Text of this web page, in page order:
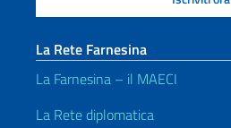
La Rete Farnesina
La Farnesina – il MAECI
La Rete diplomatica